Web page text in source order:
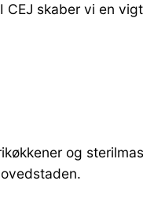
CEJ skaber vi en
og